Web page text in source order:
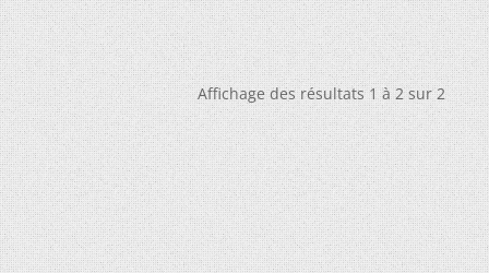
Affichage des résultats 1 à 2 sur 2